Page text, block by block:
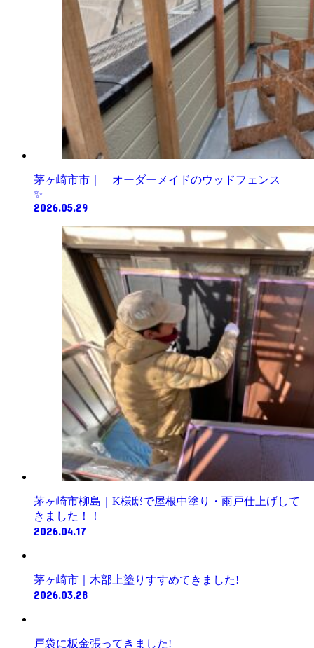
茅ヶ崎市市｜ オーダーメイドのウッドフェンス
✨
2026.05.29
茅ヶ崎市柳島｜K様邸で屋根中塗り・雨戸仕上げして
きました！！
2026.04.17
茅ヶ崎市｜木部上塗りすすめてきました!
2026.03.28
戸袋に板金張ってきました!